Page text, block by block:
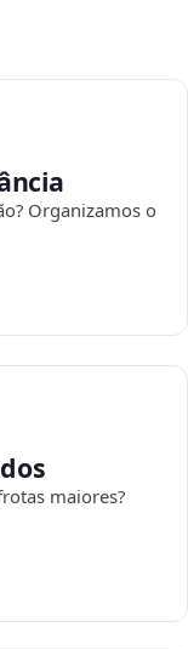
Organizamos o
maiores?